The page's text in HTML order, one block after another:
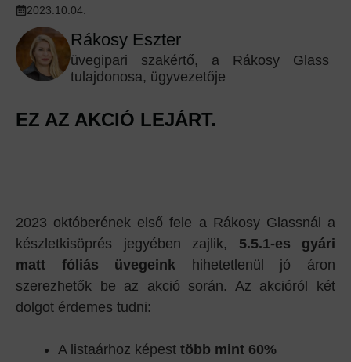
2023.10.04.
Rákosy Eszter
üvegipari szakértő, a Rákosy Glass
tulajdonosa, ügyvezetője
EZ AZ AKCIÓ LEJÁRT.
2023 októberének első fele a Rákosy Glassnál a
készletkisöprés jegyében zajlik, 5.5.1-es gyári
matt fóliás üvegeink hihetetlenül jó áron
szerezhetők be az akció során. Az akcióról két
dolgot érdemes tudni:
A listaárhoz képest több mint 60%